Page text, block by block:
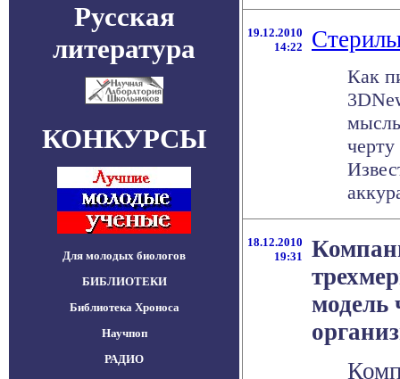
Русская
литература
КОНКУРСЫ
Для молодых биологов
БИБЛИОТЕКИ
Библиотека Хроноса
Научпоп
РАДИО
19.12.2010
14:22
Как
18.12.2010
19:31
модель